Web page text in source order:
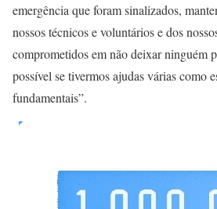
emergência que foram sinalizados,
nossos técnicos e voluntários e dos
comprometidos em não deixar ninguém
possível se tivermos ajudas várias como
fundamentais”.